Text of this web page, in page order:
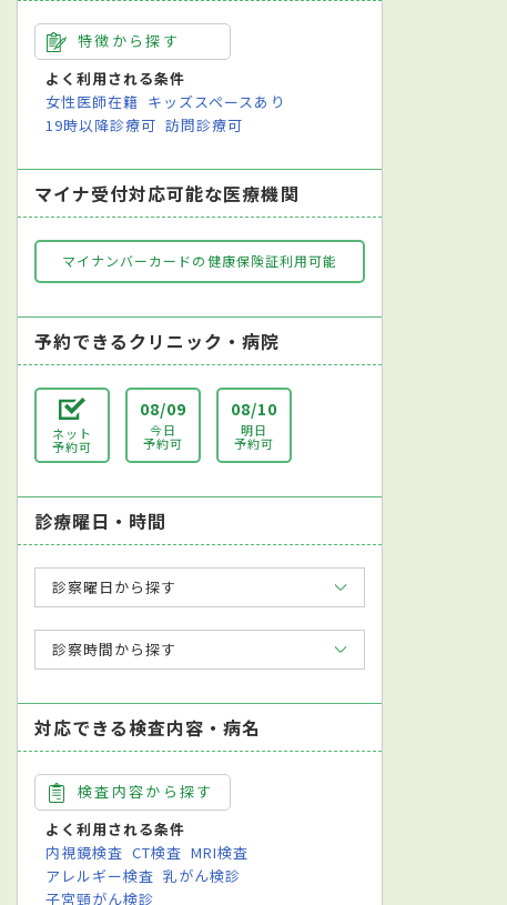
特徴から探す
よく利用される条件
女性医師在籍 キッズスペースあり
19時以降診療可 訪問診療可
マイナ受付対応可能な医療機関
マイナンバーカードの健康保険証利用可能
予約できるクリニック・病院
ネット
予約可
08/09
今日
予約可
08/10
明日
予約可
診療曜日・時間
診察曜日から探す
診察時間から探す
対応できる検査内容・病名
検査内容から探す
よく利用される条件
内視鏡検査 CT検査 MRI検査
アレルギー検査 乳がん検診
子宮頸がん検診